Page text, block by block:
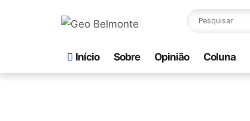
Início Sobre Opinião Coluna